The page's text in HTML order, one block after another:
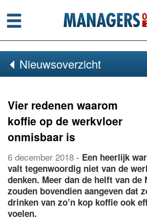
Menu
Nieuwsoverzicht
Vier redenen waarom
koffie op de werkvloer
onmisbaar is
6 december 2018 - Een heerlijk
valt tegenwoordig niet van de
denken. Meer dan de helft van de
zouden bovendien aangeven dat
drinken van zo’n kop koffie ook
voelen.